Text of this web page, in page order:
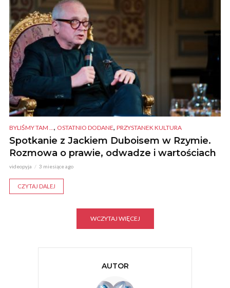
BYLIŚMY TAM ..., OSTATNIO DODANE, PRZYSTANEK KULTURA
Spotkanie z Jackiem Duboisem w Rzymie.
Rozmowa o prawie, odwadze i wartościach
videopyja 3 miesiące ago
CZYTAJ DALEJ
WCZYTAJ WIĘCEJ
AUTOR